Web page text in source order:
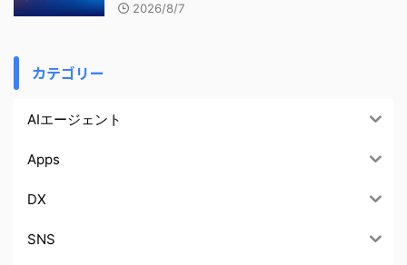
2026/8/7
カテゴリー
AIエージェント
Apps
DX
SNS